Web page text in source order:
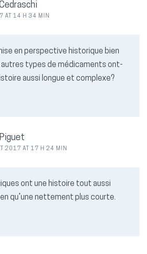
AT 14 H 34 MIN
en perspective historique bien
types de médicaments ont-
aussi longue et complexe?
2017 AT 17 H 24 MIN
ont une histoire tout aussi
qu’une nettement plus courte.